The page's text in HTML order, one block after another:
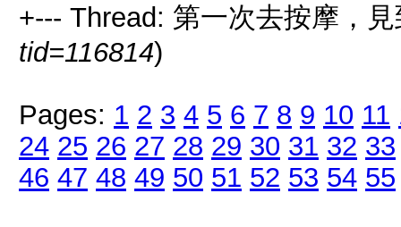
+--- Thread: 第一次去按摩，
tid=116814)
Pages: 1 2 3 4 5 6 7 8 9 10 11
24 25 26 27 28 29 30 31 32 33
46 47 48 49 50 51 52 53 54 55